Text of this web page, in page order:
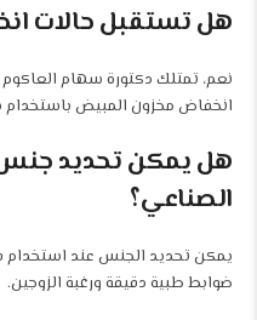
هل تستقبل حالات
نعم، تمتلك دكتورة سهام
انخفاض مخزون المبيض باستخدام
هل يمكن تحديد جنس
الصناعي؟
يمكن تحديد الجنس عند استخدام
ضوابط طبية دقيقة ورغبة الزوجين.